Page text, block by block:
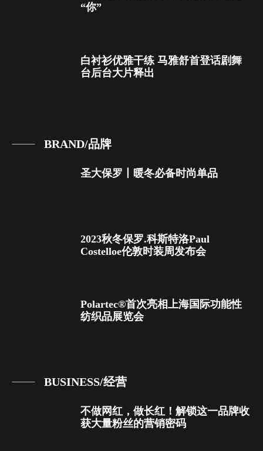
“你”
白衬衫优雅干练 马雅舒首登话剧舞
台后台大片释出
BRAND/品牌
圣大保罗丨暖冬必备时尚单品
2023秋冬保罗.科斯特洛Paul
Costelloe伦敦时装周发布会
Polartec®首次亮相上海国际功能性
纺织品展览会
BUSINESS/经营
不做网红，做长红！解锁这一品牌收
获大量粉丝的营销密码